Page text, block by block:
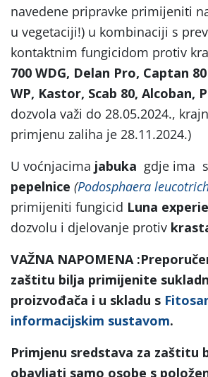
navedene pripravke primijeniti
u vegetaciji!) u kombinaciji s
kontaktnim fungicidom protiv
700 WDG, Delan Pro, Captan
WP, Kastor, Scab 80, Alcoban,
dozvola važi do 28.05.2024.,
primjenu zaliha je 28.11.2024.)
U voćnjacima jabuka gdje ima
pepelnice (Podosphaera
primijeniti fungicid Luna
dozvolu i djelovanje protiv
VAŽNA NAPOMENA
zaštitu bilja primijenite
proizvođača i u skladu s
informacijskim sustavom.
Primjenu sredstava za zaštitu
obavljati samo osobe s